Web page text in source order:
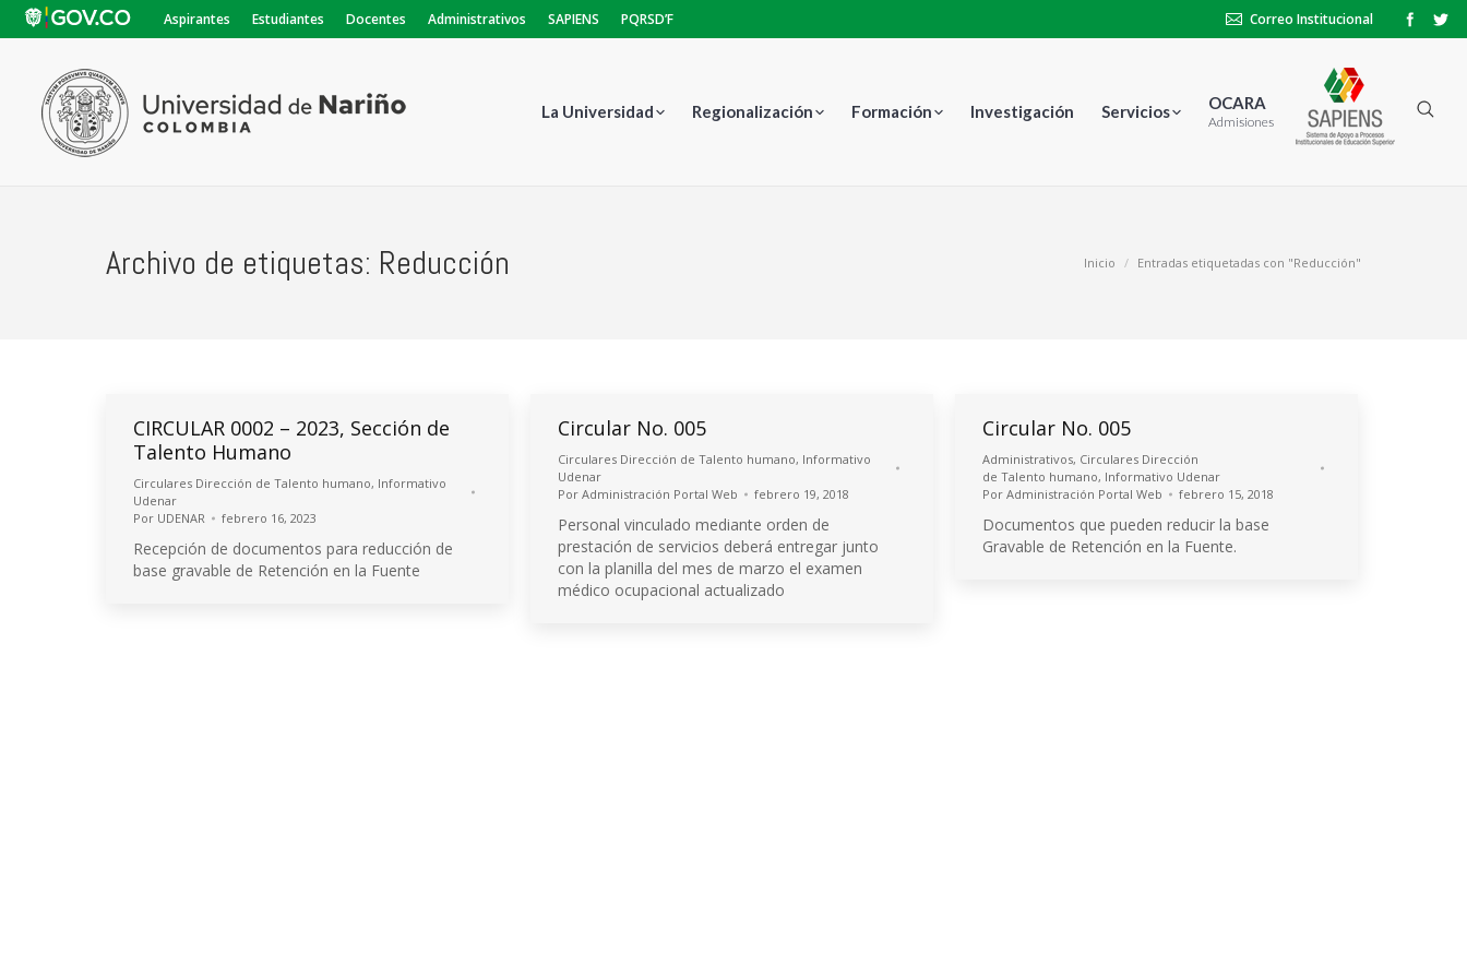
Aspirantes Estudiantes Docentes Administrativos SAPIENS PQRSD’F Correo Institucional
La Universidad Regionalización Formación Investigación Servicios OCARA
Admisiones
Archivo de etiquetas: Reducción Inicio Entradas etiquetadas con "Reducción"
CIRCULAR 0002 – 2023, Sección de
Talento Humano
Circulares Dirección de Talento humano, Informativo
Udenar
Por UDENAR febrero 16, 2023
Recepción de documentos para reducción de
base gravable de Retención en la Fuente
Circular No. 005
Circulares Dirección de Talento humano, Informativo
Udenar
Por Administración Portal Web febrero 19, 2018
Personal vinculado mediante orden de
prestación de servicios deberá entregar junto
con la planilla del mes de marzo el examen
médico ocupacional actualizado
Circular No. 005
Administrativos, Circulares Dirección
de Talento humano, Informativo Udenar
Por Administración Portal Web febrero 15, 2018
Documentos que pueden reducir la base
Gravable de Retención en la Fuente.